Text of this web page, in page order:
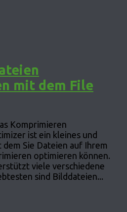
mit dem File
Komprimieren
ist ein kleines und
Sie Dateien auf Ihrem
optimieren können.
viele verschiedene
sind Bilddateien...